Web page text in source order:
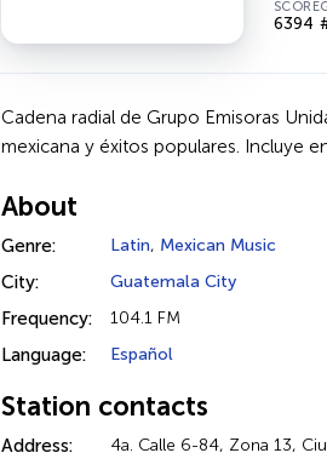
SCORE
6394
Cadena radial de Grupo Emisoras
mexicana y éxitos populares. Incluye
About
Genre: Latin, Mexican Music
City: Guatemala City
Frequency: 104.1 FM
Language: Español
Station contacts
Address: 4a. Calle 6-84, Zona 13,